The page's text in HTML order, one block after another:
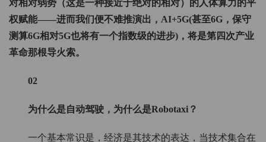
对相对弱势（这是一种接近于绝对的相对）的人体算力的平
权赋能——进而我们便不难推演出，AI+5G(甚至6G，保守
测算6G相对5G也将有一个指数级的进步)，将是第四次产业
革命那根导火索。
02
为什么是自动驾驶，为什么是Robotaxi？
一个基本常识是，经济是其技术的表达，当技术集合在